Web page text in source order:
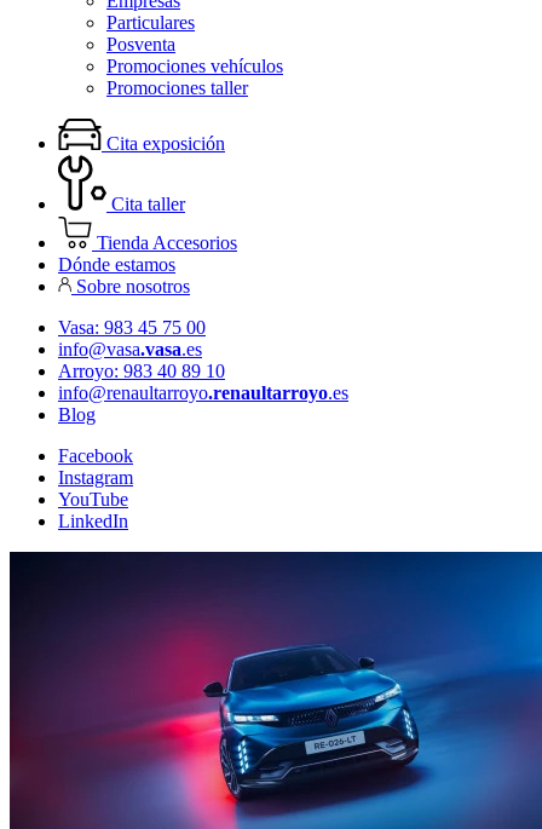
Particulares
Posventa
Promociones vehículos
Promociones taller
Cita exposición
Cita taller
Tienda Accesorios
Dónde estamos
Sobre nosotros
Vasa: 983 45 75 00
info@vasa.vasa.es
Arroyo: 983 40 89 10
info@renaultarroyo.renaultarroyo.es
Blog
Facebook
Instagram
YouTube
LinkedIn